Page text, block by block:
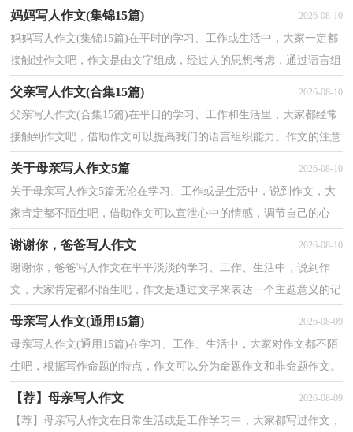
妈妈写人作文(集锦15篇) 2026-08-10
妈妈写人作文(集锦15篇)在平时的学习、工作或生活中，大家一定都
接触过作文吧，作文是由文字组成，经过人的思想考虑，通过语言组
父亲写人作文(合集15篇) 2026-08-10
父亲写人作文(合集15篇)在平日的学习、工作和生活里，大家都经常
接触到作文吧，借助作文可以提高我们的语言组织能力。作文的注意
关于母亲写人作文5篇 2026-08-10
关于母亲写人作文5篇无论在学习、工作或是生活中，说到作文，大
家肯定都不陌生吧，借助作文可以宣泄心中的情感，调节自己的心
谢谢你，爸爸写人作文 2026-08-10
谢谢你，爸爸写人作文在平平淡淡的学习、工作、生活中，说到作
文，大家肯定都不陌生吧，作文是通过文字来表达一个主题意义的记
母亲写人作文(通用15篇) 2026-08-09
母亲写人作文(通用15篇)在学习、工作、生活中，大家对作文都不陌
生吧，根据写作命题的特点，作文可以分为命题作文和非命题作文。
【荐】母亲写人作文 2026-08-09
【荐】母亲写人作文在日常生活或是工作学习中，大家都写过作文，